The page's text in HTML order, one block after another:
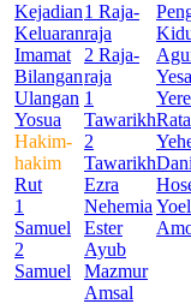
Kejadian
Keluaran
Imamat
Bilangan
Ulangan
Yosua
Hakim-
hakim
Rut
1
Samuel
2
Samuel
1 Raja-
raja
2 Raja-
raja
1
Tawarikh
2
Tawarikh
Ezra
Nehemia
Ester
Ayub
Mazmur
Amsal
Yoel